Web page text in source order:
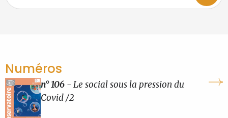
Numéros
n° 106 - Le social sous la pression du
Covid /2